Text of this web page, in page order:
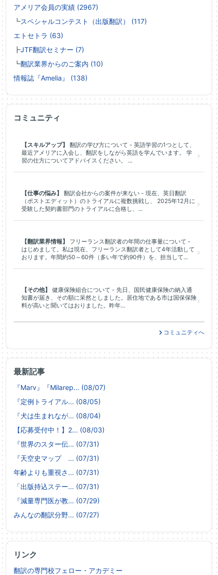
アメリア会員の実績 (2967)
┗スペシャルコンテスト（出版翻訳） (117)
エトセトラ (63)
┣JTF翻訳セミナー (7)
┗翻訳業界からのご案内 (10)
情報誌『Amelia』 (138)
最新記事
『Marv』『Milarep... (08/07)
『定例トライアル... (08/05)
『犬は生まれなが... (08/04)
【応募受付中！】2... (08/03)
『世界のスター伝... (07/31)
『天空史マップ ... (07/31)
年齢よりも重視さ... (07/31)
「出版持込ステー... (07/31)
『減量専門医が教... (07/29)
みんなの翻訳分野... (07/27)
リンク
翻訳の専門校フェロー・アカデミー
コミュニティ
【スキルアップ】
翻訳の学び方について - 英語学習の1つとして、
最近アメリアに入会し、翻訳をしながら英語を学んでいます。 学
習の仕方についてアドバイスください。 ...
【仕事の悩み】
翻訳会社からの案件が来ない - 現在、英日翻訳
（ポストエディット）のトライアルに複数挑戦し、 2025年12月に
受験した契約書部門のトライアルに合格し、...
【翻訳業界情報】
フリーランス翻訳者の年間の仕事量について -
はじめまして。私は現在、フリーランス翻訳者として4年活動して
おります。年間約50～60件（多い年で約90件）を、担当して...
【その他】
健康保険組合について - 先日、国民健康保険の納入通
知書が届き、その額に呆然としました。居住地である市は国保保険
料が高いと聞いてはおりました。昨年...
コミュニティへ